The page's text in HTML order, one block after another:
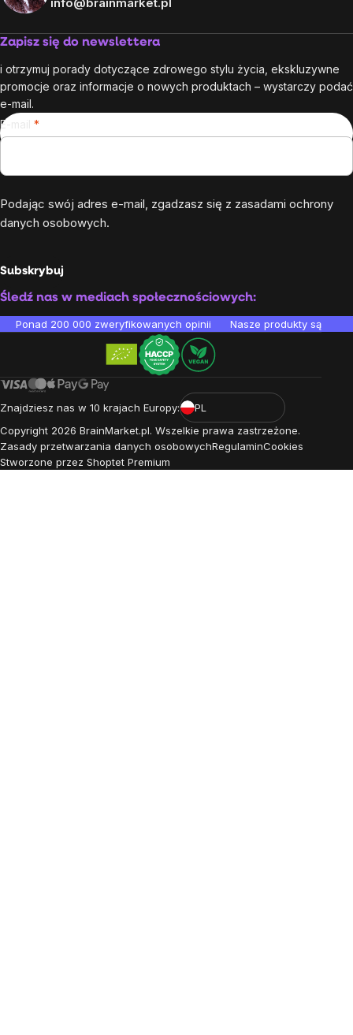
Zapisz się do newslettera
i otrzymuj porady dotyczące zdrowego stylu życia, ekskluzywne
promocje oraz informacje o nowych produktach – wystarczy podać
e-mail.
E-mail
Podając swój adres e-mail, zgadzasz się z zasadami ochrony
danych osobowych.
Subskrybuj
Śledź nas w mediach społecznościowych:
Ponad 200 000 zweryfikowanych opinii Nasze produkty są
Znajdziesz nas w 10 krajach Europy:
PL
Copyright 2026 BrainMarket.pl. Wszelkie prawa zastrzeżone.
Zasady przetwarzania danych osobowychRegulaminCookies
Stworzone przez Shoptet Premium